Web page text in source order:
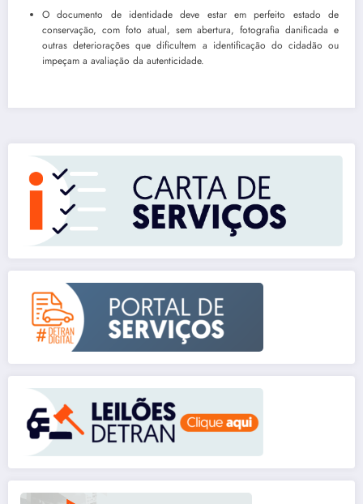
O documento de identidade deve estar em perfeito estado de
conservação, com foto atual, sem abertura, fotografia danificada e
outras deteriorações que dificultem a identificação do cidadão ou
impeçam a avaliação da autenticidade.